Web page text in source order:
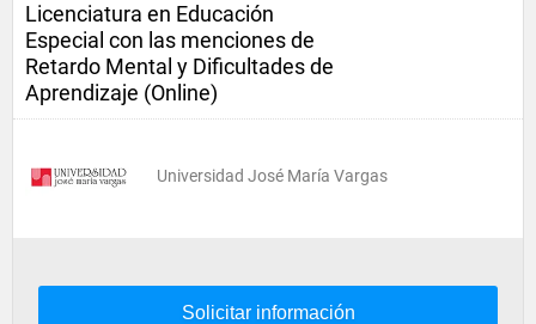
Licenciatura en Educación
Especial con las menciones de
Retardo Mental y Dificultades de
Aprendizaje (Online)
Universidad José María Vargas
Solicitar información